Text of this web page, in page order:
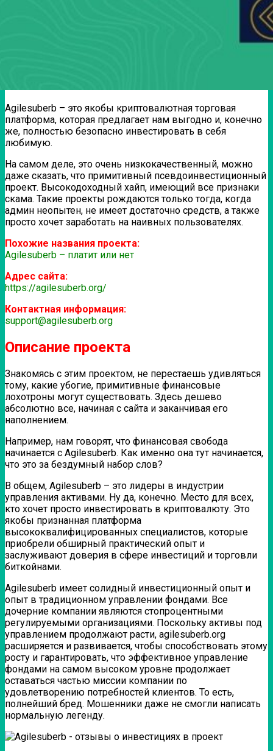
Agilesuberb – это якобы криптовалютная торговая
платформа, которая предлагает нам выгодно и, конечно
же, полностью безопасно инвестировать в себя
любимую.
На самом деле, это очень низкокачественный, можно
даже сказать, что примитивный псевдоинвестиционный
проект. Высокодоходный хайп, имеющий все признаки
скама. Такие проекты рождаются только тогда, когда
админ неопытен, не имеет достаточно средств, а также
просто хочет заработать на наивных пользователях.
Похожие названия проекта:
Agilesuberb – платит или нет
Адрес сайта:
https://agilesuberb.org/
Контактная информация:
support@agilesuberb.org
Описание проекта
Знакомясь с этим проектом, не перестаешь удивляться
тому, какие убогие, примитивные финансовые
лохотроны могут существовать. Здесь дешево
абсолютно все, начиная с сайта и заканчивая его
наполнением.
Например, нам говорят, что финансовая свобода
начинается с Agilesuberb. Как именно она тут начинается,
что это за бездумный набор слов?
В общем, Agilesuberb – это лидеры в индустрии
управления активами. Ну да, конечно. Место для всех,
кто хочет просто инвестировать в криптовалюту. Это
якобы признанная платформа
высококвалифицированных специалистов, которые
приобрели обширный практический опыт и
заслуживают доверия в сфере инвестиций и торговли
биткойнами.
Agilesuberb имеет солидный инвестиционный опыт и
опыт в традиционном управлении фондами. Все
дочерние компании являются стопроцентными
регулируемыми организациями. Поскольку активы под
управлением продолжают расти, agilesuberb.org
расширяется и развивается, чтобы способствовать этому
росту и гарантировать, что эффективное управление
фондами на самом высоком уровне продолжает
оставаться частью миссии компании по
удовлетворению потребностей клиентов. То есть,
полнейший бред. Мошенники даже не смогли написать
нормальную легенду.